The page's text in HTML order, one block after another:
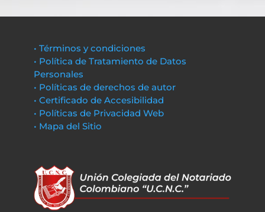
• Términos y condiciones
• Política de Tratamiento de Datos
Personales
• Políticas de derechos de autor
• Certificado de Accesibilidad
• Políticas de Privacidad Web
• Mapa del Sitio